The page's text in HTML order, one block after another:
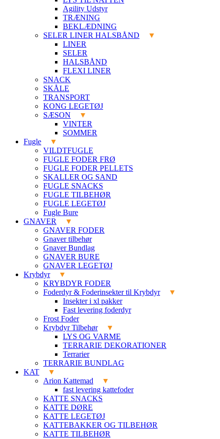
Agility Udstyr
TRÆNING
BEKLÆDNING
SELER LINER HALSBÅND
LINER
SELER
HALSBÅND
FLEXI LINER
SNACK
SKÅLE
TRANSPORT
KONG LEGETØJ
SÆSON
VINTER
SOMMER
Fugle
VILDTFUGLE
FUGLE FODER FRØ
FUGLE FODER PELLETS
SKALLER OG SAND
FUGLE SNACKS
FUGLE TILBEHØR
FUGLE LEGETØJ
Fugle Bure
GNAVER
GNAVER FODER
Gnaver tilbehør
Gnaver Bundlag
GNAVER BURE
GNAVER LEGETØJ
Krybdyr
KRYBDYR FODER
Foderdyr & Foderinsekter til Krybdyr
Insekter i xl pakker
Fast levering foderdyr
Frost Foder
Krybdyr Tilbehør
LYS OG VARME
TERRARIE DEKORATIONER
Terrarier
TERRARIE BUNDLAG
KAT
Arion Kattemad
fast levering kattefoder
KATTE SNACKS
KATTE DØRE
KATTE LEGETØJ
KATTEBAKKER OG TILBEHØR
KATTE TILBEHØR